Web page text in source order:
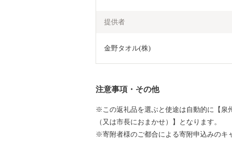
提供者
金野タオル(株)
注意事項・その他
※この返礼品を選ぶと使途は自動的に【泉
（又は市長におまかせ）】となります。
※寄附者様のご都合による寄附申込みのキ